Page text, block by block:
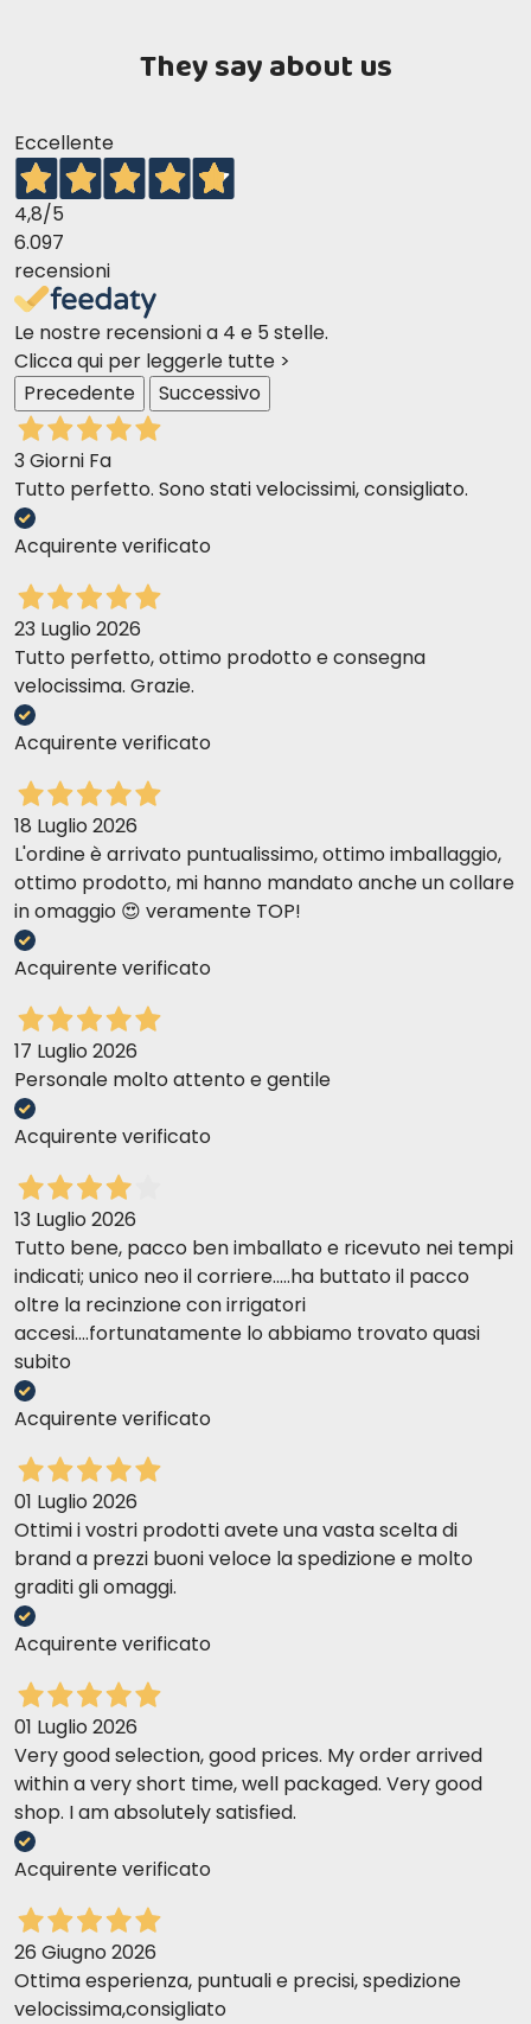
Sachet chemical analysis
ACounsels for proper use
Wet packs: can
They say about us
Eccellente
4,8/5
6.097
recensioni
Le nostre recensioni a 4 e 5 stelle.
Clicca qui per leggerle tutte >
Precedente
Successivo
3 Giorni Fa
Tutto perfetto. Sono stati velocissimi, consigliato.
Acquirente verificato
23 Luglio 2026
Tutto perfetto, ottimo prodotto e consegna
velocissima. Grazie.
Acquirente verificato
18 Luglio 2026
L'ordine è arrivato puntualissimo, ottimo imballaggio,
ottimo prodotto, mi hanno mandato anche un collare
in omaggio 😍 veramente TOP!
Acquirente verificato
17 Luglio 2026
Personale molto attento e gentile
Acquirente verificato
13 Luglio 2026
Tutto bene, pacco ben imballato e ricevuto nei tempi
indicati; unico neo il corriere.....ha buttato il pacco
oltre la recinzione con irrigatori
accesi....fortunatamente lo abbiamo trovato quasi
subito
Acquirente verificato
01 Luglio 2026
Ottimi i vostri prodotti avete una vasta scelta di
brand a prezzi buoni veloce la spedizione e molto
graditi gli omaggi.
Acquirente verificato
01 Luglio 2026
Very good selection, good prices. My order arrived
within a very short time, well packaged. Very good
shop. I am absolutely satisfied.
Acquirente verificato
26 Giugno 2026
Ottima esperienza, puntuali e precisi, spedizione
velocissima,consigliato